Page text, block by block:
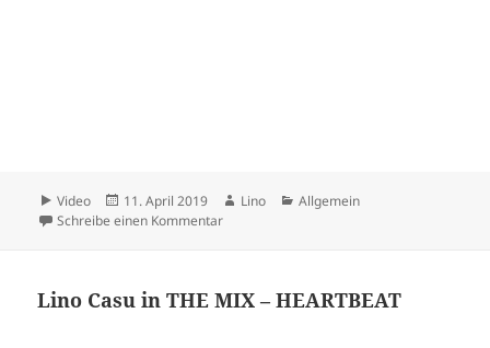
Format
Video
Veröffentlicht
am
11. April 2019 Autor
Lino Kategorien
Allgemein
Schreibe einen Kommentarzu Lino PC
Lino Casu in THE MIX – HEARTBEAT